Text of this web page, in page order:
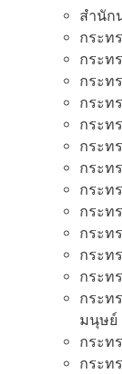
สํานัก
กระท
กระท
กระท
กระท
กระท
กระท
กระท
กระท
กระท
กระท
กระท
กระท
กระท
มนุษย์
กระท
กระท